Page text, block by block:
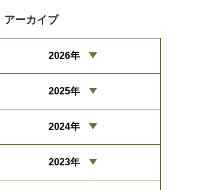
アーカイブ
2026年
2025年
2024年
2023年